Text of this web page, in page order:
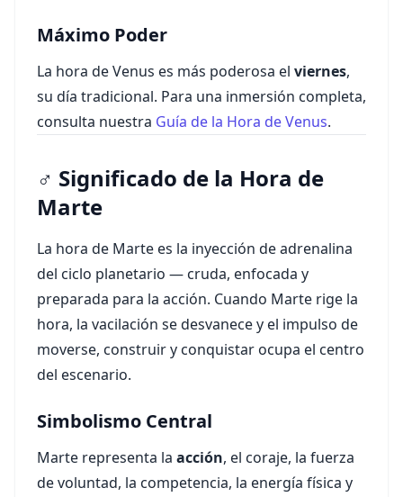
Máximo Poder
La hora de Venus es más poderosa el viernes,
su día tradicional. Para una inmersión completa,
consulta nuestra Guía de la Hora de Venus.
♂ Significado de la Hora de
Marte
La hora de Marte es la inyección de adrenalina
del ciclo planetario — cruda, enfocada y
preparada para la acción. Cuando Marte rige la
hora, la vacilación se desvanece y el impulso de
moverse, construir y conquistar ocupa el centro
del escenario.
Simbolismo Central
Marte representa la acción, el coraje, la fuerza
de voluntad, la competencia, la energía física y